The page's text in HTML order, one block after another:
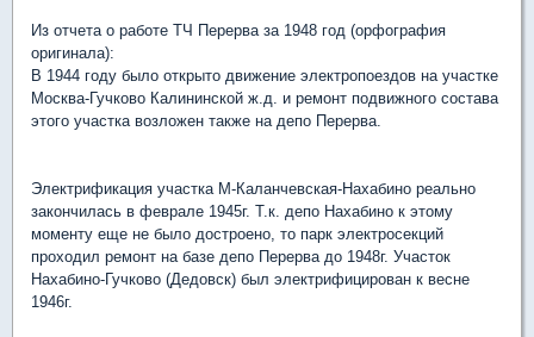
Из отчета о работе ТЧ Перерва за 1948 год (орфография
оригинала):
В 1944 году было открыто движение электропоездов на участке
Москва-Гучково Калининской ж.д. и ремонт подвижного состава
этого участка возложен также на депо Перерва.
Электрификация участка М-Каланчевская-Нахабино реально
закончилась в феврале 1945г. Т.к. депо Нахабино к этому
моменту еще не было достроено, то парк электросекций
проходил ремонт на базе депо Перерва до 1948г. Участок
Нахабино-Гучково (Дедовск) был электрифицирован к весне
1946г.